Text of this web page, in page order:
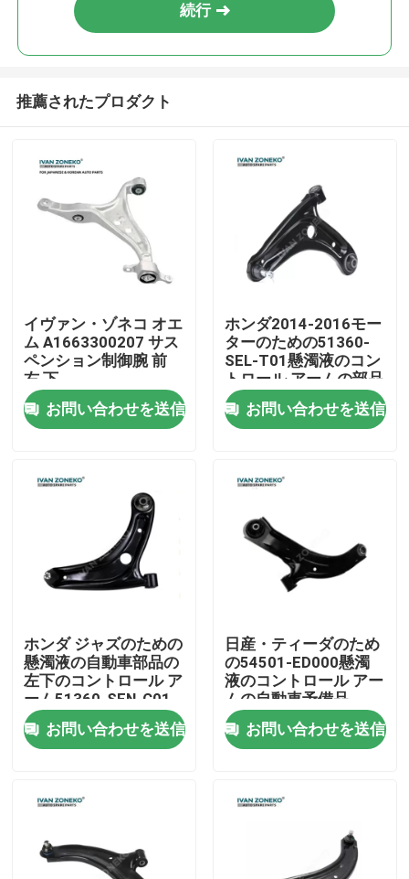
家
製品
私たちに関しては
工場見学
品質管理
お問い合わせ
ニュース
続行
推薦されたプロダクト
イヴァン・ゾネコ オエ
ム A1663300207 サス
ペンション制御腕 前
右 下
お問い合わせを送信
ホンダ2014-2016モー
ターのための51360-
SEL-T01懸濁液のコン
トロール アームの部品
お問い合わせを送信
ホンダ ジャズのための
懸濁液の自動車部品の
左下のコントロール ア
ーム51360-SEN-C01
お問い合わせを送信
日産・ティーダのため
の54501-ED000懸濁
液のコントロール アー
ムの自動車予備品
お問い合わせを送信